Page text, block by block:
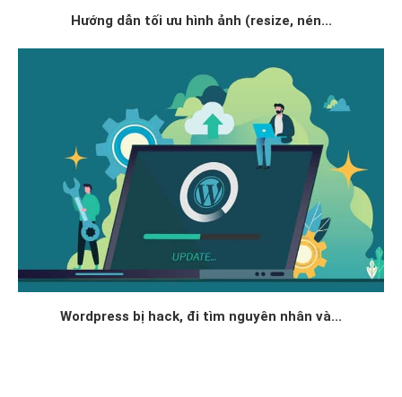
Hướng dẫn tối ưu hình ảnh (resize, nén...
Wordpress bị hack, đi tìm nguyên nhân và...